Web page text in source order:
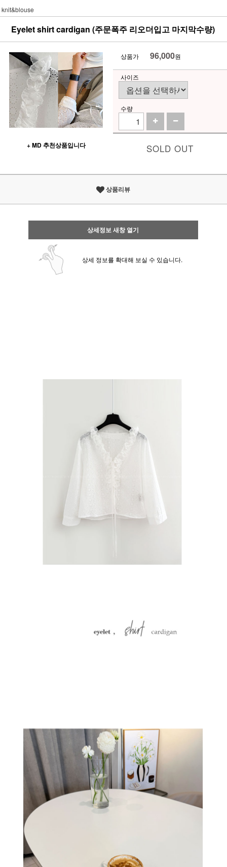
knit&blouse
Eyelet shirt cardigan (주문폭주 리오더입고 마지막수량)
+ MD 추천상품입니다
상품가 96,000원
사이즈
수량
SOLD OUT
상품리뷰
상세정보 새창 열기
상세 정보를 확대해 보실 수 있습니다.